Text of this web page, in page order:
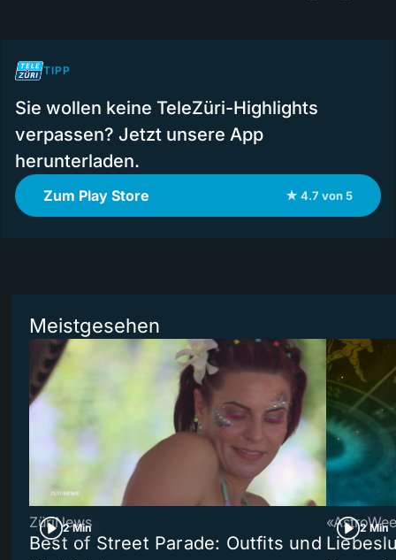
TIPP
Sie wollen keine TeleZüri-Highlights
verpassen? Jetzt unsere App
herunterladen.
Zum Play Store ★ 4.7 von 5
Meistgesehen
2 Min
ZüriNews
Best of Street Parade: Outfits und
2 Min